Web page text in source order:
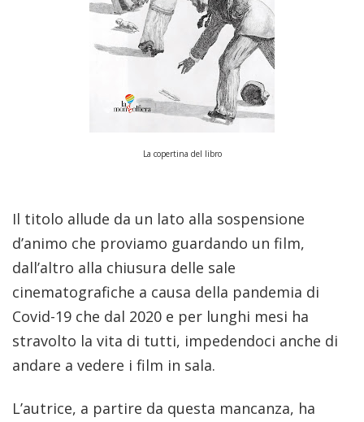
La copertina del libro
Il titolo allude da un lato alla sospensione
d’animo che proviamo guardando un film,
dall’altro alla chiusura delle sale
cinematografiche a causa della pandemia di
Covid-19 che dal 2020 e per lunghi mesi ha
stravolto la vita di tutti, impedendoci anche di
andare a vedere i film in sala.
L’autrice, a partire da questa mancanza, ha